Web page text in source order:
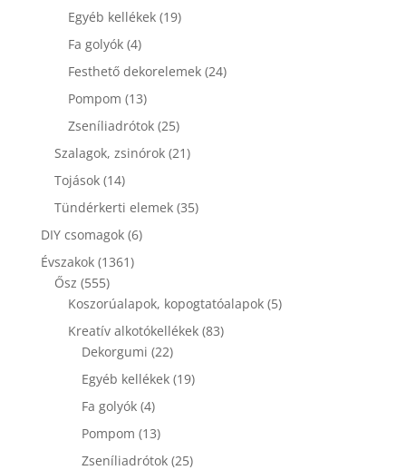
termék
Egyéb kellékek 1919
Fa golyók 44
termék
Festhető dekorelemek 2424
Pompom 1313
termék
Zseníliadrótok 2525
termék
Szalagok, zsinórok 2121
Tojások 1414
termék
Tündérkerti elemek 3535
DIY csomagok 66
Évszakok 13611361
Ősz 555555
termék
Koszorúalapok, kopogtatóalapok 55
Kreatív alkotókellékek 8383
Dekorgumi 2222
termék
Egyéb kellékek 1919
Fa golyók 44
termék
Pompom 1313
termék
Zseníliadrótok 2525